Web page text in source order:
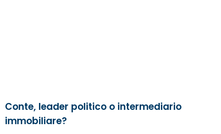
Conte, leader politico o intermediario
immobiliare?